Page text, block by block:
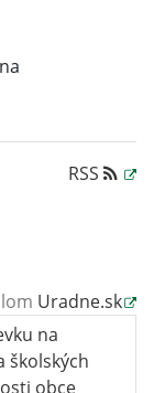
RSS
Uradne.sk
na
školských
obce